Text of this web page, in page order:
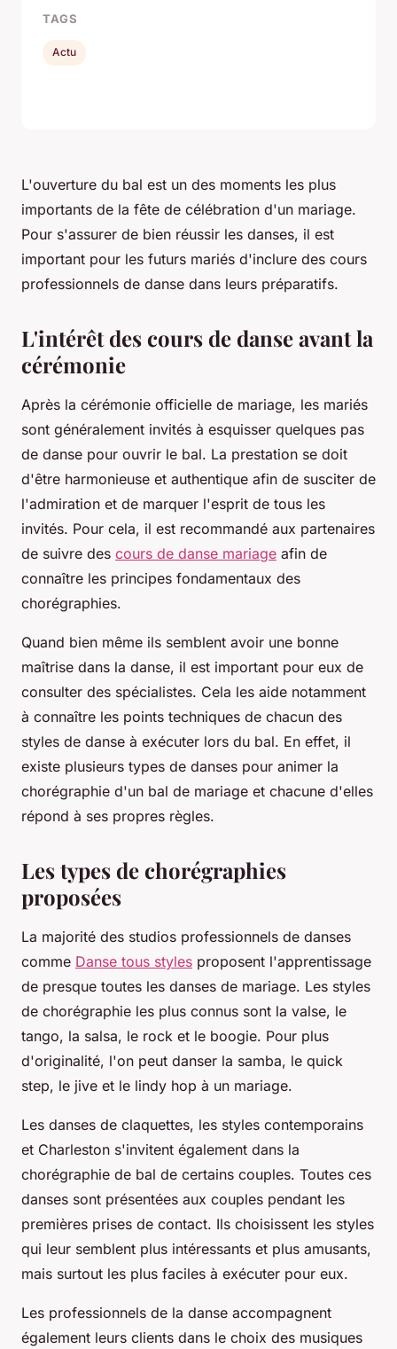
L'ouverture du bal est un des moments les plus
importants de la fête de célébration d'un mariage.
Pour s'assurer de bien réussir les danses, il est
important pour les futurs mariés d'inclure des cours
professionnels de danse dans leurs préparatifs.
L'intérêt des cours de danse avant la
cérémonie
Après la cérémonie officielle de mariage, les mariés
sont généralement invités à esquisser quelques pas
de danse pour ouvrir le bal. La prestation se doit
d'être harmonieuse et authentique afin de susciter de
l'admiration et de marquer l'esprit de tous les
invités. Pour cela, il est recommandé aux partenaires
de suivre des cours de danse mariage afin de
connaître les principes fondamentaux des
chorégraphies.
Quand bien même ils semblent avoir une bonne
maîtrise dans la danse, il est important pour eux de
consulter des spécialistes. Cela les aide notamment
à connaître les points techniques de chacun des
styles de danse à exécuter lors du bal. En effet, il
existe plusieurs types de danses pour animer la
chorégraphie d'un bal de mariage et chacune d'elles
répond à ses propres règles.
Les types de chorégraphies
proposées
La majorité des studios professionnels de danses
comme Danse tous styles proposent l'apprentissage
de presque toutes les danses de mariage. Les styles
de chorégraphie les plus connus sont la valse, le
tango, la salsa, le rock et le boogie. Pour plus
d'originalité, l'on peut danser la samba, le quick
step, le jive et le lindy hop à un mariage.
Les danses de claquettes, les styles contemporains
et Charleston s'invitent également dans la
chorégraphie de bal de certains couples. Toutes ces
danses sont présentées aux couples pendant les
premières prises de contact. Ils choisissent les styles
qui leur semblent plus intéressants et plus amusants,
mais surtout les plus faciles à exécuter pour eux.
Les professionnels de la danse accompagnent
également leurs clients dans le choix des musiques
TAGS
Actu